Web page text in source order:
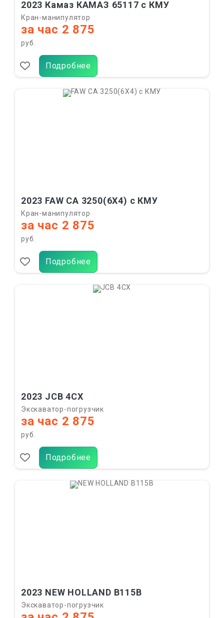
2023 Камаз КАМАЗ 65117 с КМУ
Кран-манипулятор
за час 2 875
руб.
Подробнее
2023 FAW CA 3250(6X4) с КМУ
Кран-манипулятор
за час 2 875
руб.
Подробнее
2023 JCB 4CX
Экскаватор-погрузчик
за час 2 875
руб.
Подробнее
2023 NEW HOLLAND B115B
Экскаватор-погрузчик